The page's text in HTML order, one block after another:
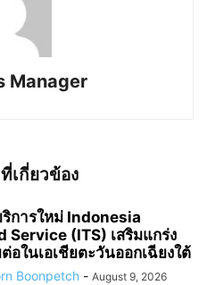
Manager
เกี่ยวข้อง
ริการใหม่ Indonesia
Service (ITS) เสริมแกร่ง
อในเอเชียตะวันออกเฉียงใต้
Boonpetch - August 9, 2026